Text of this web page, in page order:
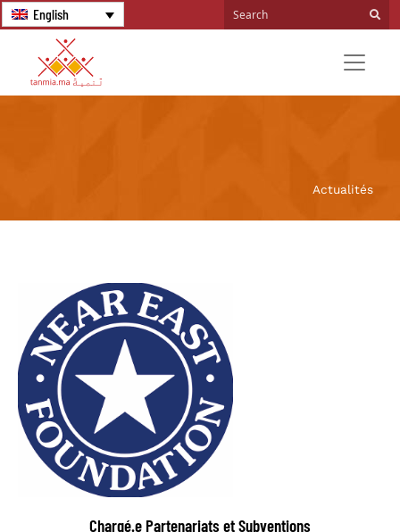
English
Actualités
Chargé.e Partenariats et Subventions